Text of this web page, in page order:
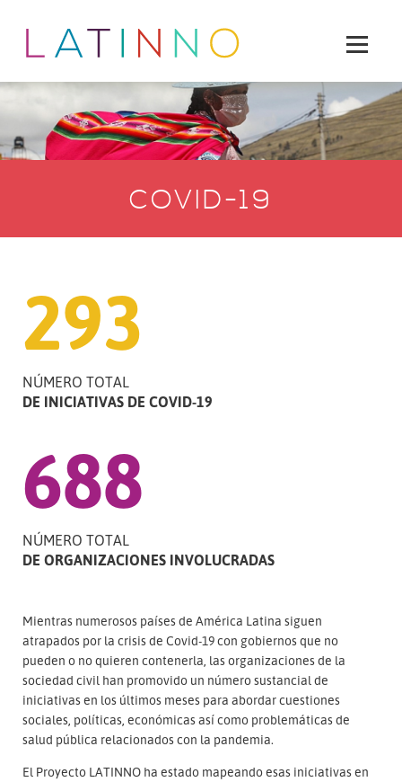
COVID-19
293
NÚMERO TOTAL
DE INICIATIVAS DE COVID-19
688
NÚMERO TOTAL
DE ORGANIZACIONES INVOLUCRADAS
Mientras numerosos países de América Latina siguen
atrapados por la crisis de Covid-19 con gobiernos que no
pueden o no quieren contenerla, las organizaciones de la
sociedad civil han promovido un número sustancial de
iniciativas en los últimos meses para abordar cuestiones
sociales, políticas, económicas así como problemáticas de
salud pública relacionados con la pandemia.
El Proyecto LATINNO ha estado mapeando esas iniciativas en